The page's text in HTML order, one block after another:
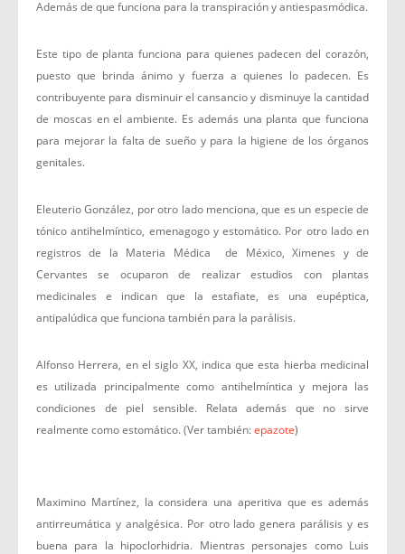
Además de que funciona para la transpiración y antiespasmódica.
Este tipo de planta funciona para quienes padecen del corazón,
puesto que brinda ánimo y fuerza a quienes lo padecen. Es
contribuyente para disminuir el cansancio y disminuye la cantidad
de moscas en el ambiente. Es además una planta que funciona
para mejorar la falta de sueño y para la higiene de los órganos
genitales.
Eleuterio González, por otro lado menciona, que es un especie de
tónico antihelmíntico, emenagogo y estomático. Por otro lado en
registros de la Materia Médica de México, Ximenes y de
Cervantes se ocuparon de realizar estudios con plantas
medicinales e indican que la estafiate, es una eupéptica,
antipalúdica que funciona también para la parálisis.
Alfonso Herrera, en el siglo XX, indica que esta hierba medicinal
es utilizada principalmente como antihelmíntica y mejora las
condiciones de piel sensible. Relata además que no sirve
realmente como estomático. (Ver también:epazote)
Maximino Martínez, la considera una aperitiva que es además
antirreumática y analgésica. Por otro lado genera parálisis y es
buena para la hipoclorhidria. Mientras personajes como Luis